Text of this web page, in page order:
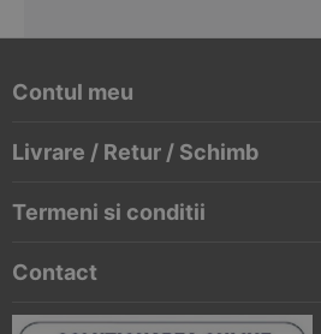
Contul meu
Livrare / Retur / Schimb
Termeni si conditii
Contact